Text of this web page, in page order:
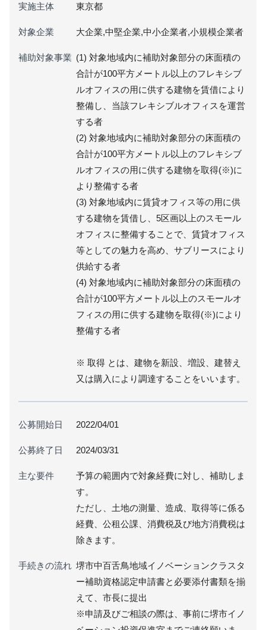
実施主体 東京都
対象企業 大企業,中堅企業,中小企業者,小規模企業者
補助対象事業 (1) 対象地域内に補助対象部分の床面積の
合計が100平方メートル以上のフレキシブ
ルオフィスの用に供する建物を賃借により
整備し、当該フレキシブルオフィスを運営
する者
(2) 対象地域内に補助対象部分の床面積の
合計が100平方メートル以上のフレキシブ
ルオフィスの用に供する建物を取得(※)に
より整備する者
(3) 対象地域内に賃貸オフィス等の用に供
する建物を賃借し、5区画以上のスモール
オフィスに整備することで、賃貸オフィス
等としての魅力を高め、サブリースにより
供給する者
(4) 対象地域内に補助対象部分の床面積の
合計が100平方メートル以上のスモールオ
フィスの用に供する建物を取得(※)により
整備する者
※ 取得 とは、建物を新設、増設、建替え
又は購入により調達することをいいます。
公募開始日 2022/04/01
公募終了日 2024/03/31
主な要件
予算の範囲内で対象経費に対し、補助しま
す。
ただし、土地の測量、造成、取得等に係る
経費、公租公課、消費税及び地方消費税は
除きます。
手続きの流れ 堺市中百舌鳥地域イノベーションクラスタ
ー補助資格認定申請書と必要添付書類を揃
えて、市長に提出
※申請及びご相談の際は、事前に堺市イノ